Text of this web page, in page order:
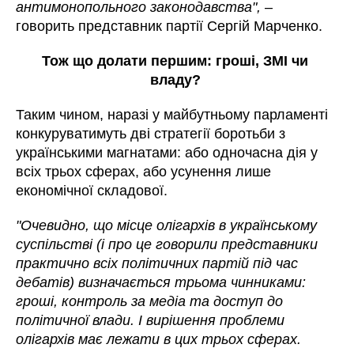
антимонопольного законодавства",–
говорить представник партії Сергій Марченко.
Тож що долати першим: гроші, ЗМІ чи
владу?
Таким чином, наразі у майбутньому парламенті
конкуруватимуть дві стратегії боротьби з
українськими магнатами: або одночасна дія у
всіх трьох сферах, або усунення лише
економічної складової.
"Очевидно, що місце олігархів в українському
суспільстві (і про це говорили представники
практично всіх політичних партій під час
дебатів) визначається трьома чинниками:
гроші, контроль за медіа та доступ до
політичної влади. І вирішення проблеми
олігархів має лежати в цих трьох сферах.